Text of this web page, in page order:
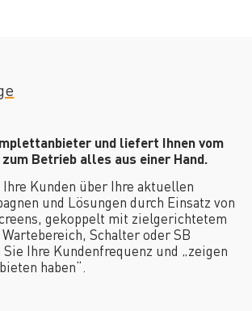
und liefert Ihnen vom
Betrieb alles aus einer Hand.
Kunden über Ihre aktuellen
und Lösungen durch Einsatz von
gekoppelt mit zielgerichtetem
Schalter oder SB
Ihre Kundenfrequenz und „zeigen
haben“.